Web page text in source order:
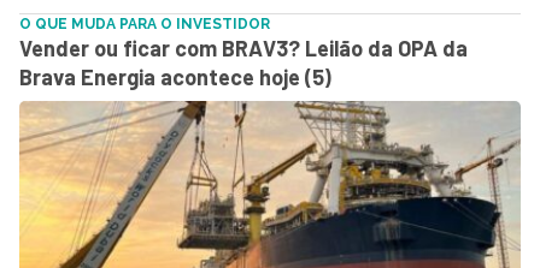
O QUE MUDA PARA O INVESTIDOR
Vender ou ficar com BRAV3? Leilão da OPA da
Brava Energia acontece hoje (5)